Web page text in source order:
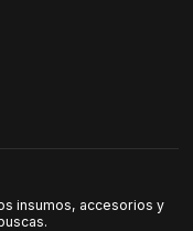
insumos, accesorios y